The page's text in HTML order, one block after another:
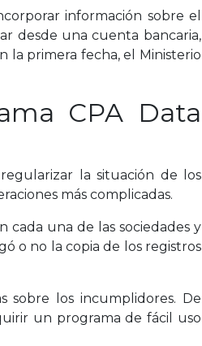
información sobre el
desde una cuenta bancaria,
la primera fecha, el Ministerio
CPA Data
la situación de los
más complicadas.
cada una de las sociedades y
o no la copia de los registros
sobre los incumplidores. De
un programa de fácil uso